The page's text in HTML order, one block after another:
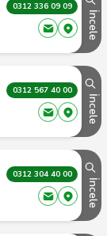
0312 336 09 09
İncele
0312 567 40 00
İncele
0312 304 40 00
İncele